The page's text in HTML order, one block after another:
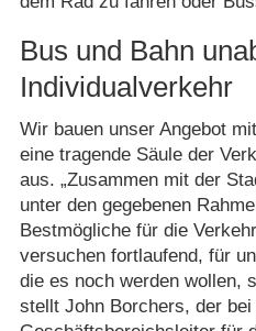
Bus und Bahn
Individualverkehr
Wir bauen unser Angebot
eine tragende Säule der
aus. „Zusammen mit der
unter den gegebenen
Bestmögliche für die
versuchen fortlaufend, für
die es noch werden wollen,
stellt John Borchers, der bei